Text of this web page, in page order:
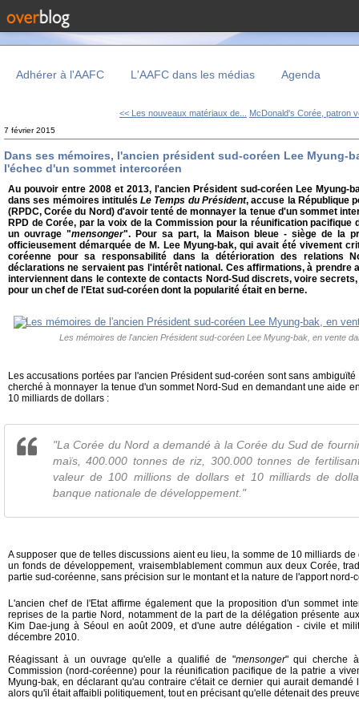
Adhérer à l'AAFC L'AAFC dans les médias Agenda
<< Les nouveaux matériaux de... McDonald's Corée, patron
7 février 2015
Dans ses mémoires, l'ancien président sud-coréen Lee Myung-
l'échec d'un sommet intercoréen
Au pouvoir entre 2008 et 2013, l'ancien Président sud-coréen Lee Myung-
dans ses mémoires intitulésLe Temps du Président, accuse la République
(RPDC, Corée du Nord) d'avoir tenté de monnayer la tenue d'un sommet
RPD de Corée, par la voix de la Commission pour la réunification pacifique
un ouvrage "mensonger". Pour sa part, la Maison bleue - siège de la
officieusement démarquée de M. Lee Myung-bak, qui avait été vivement
coréenne pour sa responsabilité dans la détérioration des relations
déclarations ne servaient pas l'intérêt national. Ces affirmations, à prendre
interviennent dans le contexte de contacts Nord-Sud discrets, voire
pour un chef de l'Etat sud-coréen dont la popularité était en berne.
Les mémoires de l'ancien Président sud-coréen Lee Myung-bak, en vente
Les accusations portées par l'ancien Président sud-coréen sont sans
cherché à monnayer la tenue d'un sommet Nord-Sud en demandant une aide
10 milliards de dollars :
"La Corée du Nord a demandé à la Corée du Sud de
maïs, 400.000 tonnes de riz, 300.000 tonnes de
valeur de 100 millions de dollars et 10 milliards de
banque nationale de développement."
A supposer que de telles discussions aient eu lieu, la somme de 10 milliards
un fonds de développement, vraisemblablement commun aux deux Corée,
partie sud-coréenne, sans précision sur le montant et la nature de l'apport nord-
L'ancien chef de l'Etat affirme également que la proposition d'un sommet
reprises de la partie Nord, notamment de la part de la délégation présente
Kim Dae-jung à Séoul en août 2009, et d'une autre délégation - civile et
décembre 2010.
Réagissant à un ouvrage qu'elle a qualifié de "mensonger" qui cherche
Commission (nord-coréenne) pour la réunification pacifique de la patrie a
Myung-bak, en déclarant qu'au contraire c'était ce dernier qui aurait demandé
alors qu'il était affaibli politiquement, tout en précisant qu'elle détenait des